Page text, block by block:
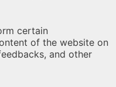
certain
of the website on
and other